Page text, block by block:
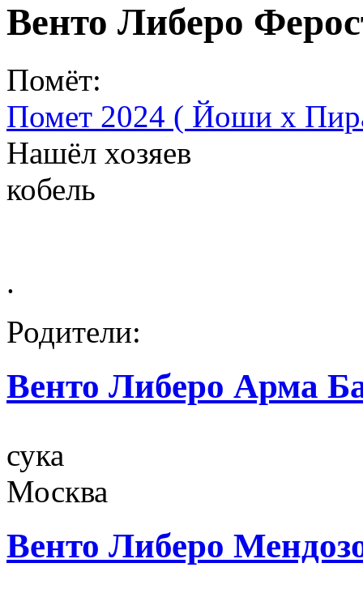
Венто Либеро
Помёт:
Помет 2024 ( Йоши х
Нашёл хозяев
кобель
.
Родители:
Венто Либеро Арма
сука
Москва
Венто Либеро